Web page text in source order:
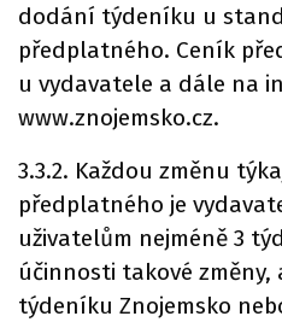
dodání týdeníku u
předplatného. Ceník
u vydavatele a dále na
www.znojemsko.cz.
3.3.2. Každou změnu
předplatného je
uživatelům nejméně 3
účinnosti takové
týdeníku Znojemsko